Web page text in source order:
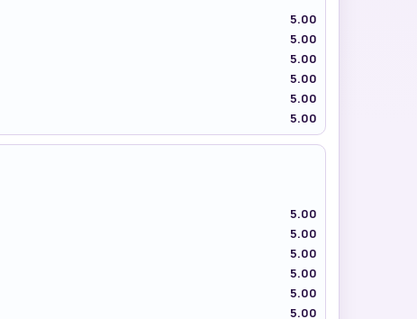
5.00
5.00
5.00
5.00
5.00
5.00
5.00
5.00
5.00
5.00
5.00
5.00